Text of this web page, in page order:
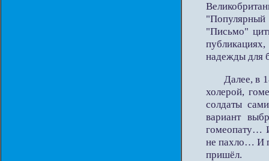
"Письмо"
надежды для
Далее, в
холерой,
солдаты
вариант
гомеопату…
не пахло… И
пришёл.